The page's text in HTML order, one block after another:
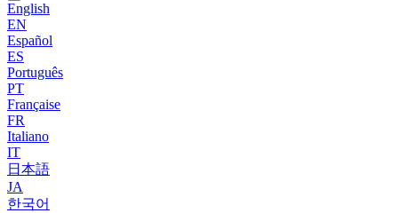
English
EN
Español
ES
Português
PT
Française
FR
Italiano
IT
日本語
JA
한국어